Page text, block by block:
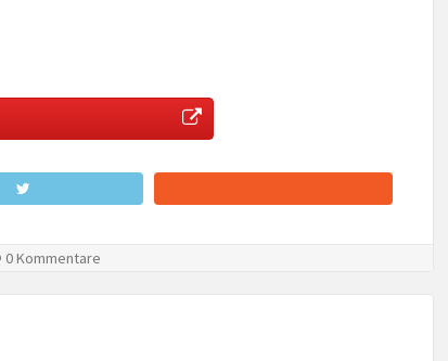
0 Kommentare